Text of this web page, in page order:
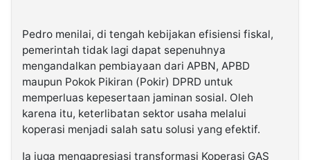
Pedro menilai, di tengah kebijakan efisiensi fiskal,
pemerintah tidak lagi dapat sepenuhnya
mengandalkan pembiayaan dari APBN, APBD
maupun Pokok Pikiran (Pokir) DPRD untuk
memperluas kepesertaan jaminan sosial. Oleh
karena itu, keterlibatan sektor usaha melalui
koperasi menjadi salah satu solusi yang efektif.
Ia juga mengapresiasi transformasi Koperasi GAS